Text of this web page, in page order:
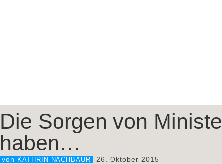
Die Sorgen von
haben…
von KATHRIN NACHBAUR 26. Oktober 2015